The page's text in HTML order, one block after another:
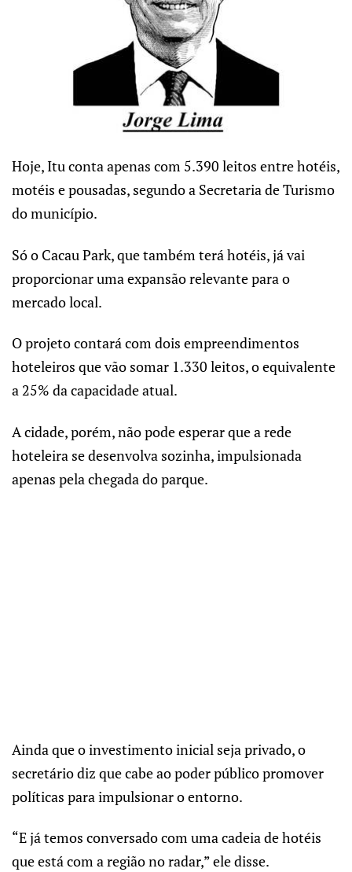
Hoje, Itu conta apenas com 5.390 leitos entre hotéis,
motéis e pousadas, segundo a Secretaria de Turismo
do município.
Só o Cacau Park, que também terá hotéis, já vai
proporcionar uma expansão relevante para o
mercado local.
O projeto contará com dois empreendimentos
hoteleiros que vão somar 1.330 leitos, o equivalente
a 25% da capacidade atual.
A cidade, porém, não pode esperar que a rede
hoteleira se desenvolva sozinha, impulsionada
apenas pela chegada do parque.
Ainda que o investimento inicial seja privado, o
secretário diz que cabe ao poder público promover
políticas para impulsionar o entorno.
“E já temos conversado com uma cadeia de hotéis
que está com a região no radar,” ele disse.